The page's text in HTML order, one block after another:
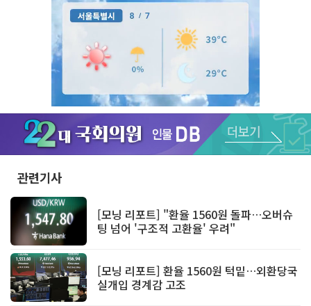
Unmute
관련기사
[모닝 리포트] "환율 1560원 돌파…오버슈
팅 넘어 '구조적 고환율' 우려"
[모닝 리포트] 환율 1560원 턱밑…외환당국
실개입 경계감 고조